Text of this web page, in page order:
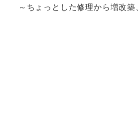
～ちょっとした修理から増改